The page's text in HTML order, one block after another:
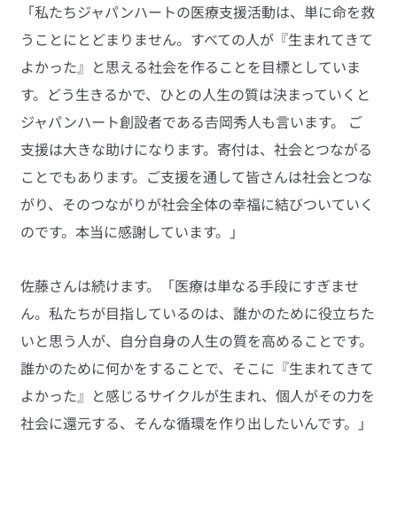
「私たちジャパンハートの医療支援活動は、単に命を救
うことにとどまりません。すべての人が『生まれてきて
よかった』と思える社会を作ることを目標としていま
す。どう生きるかで、ひとの人生の質は決まっていくと
ジャパンハート創設者である𠮷岡秀人も言います。 ご
支援は大きな助けになります。寄付は、社会とつながる
ことでもあります。ご支援を通して皆さんは社会とつな
がり、そのつながりが社会全体の幸福に結びついていく
のです。本当に感謝しています。」
佐藤さんは続けます。「医療は単なる手段にすぎませ
ん。私たちが目指しているのは、誰かのために役立ちた
いと思う人が、自分自身の人生の質を高めることです。
誰かのために何かをすることで、そこに『生まれてきて
よかった』と感じるサイクルが生まれ、個人がその力を
社会に還元する、そんな循環を作り出したいんです。」